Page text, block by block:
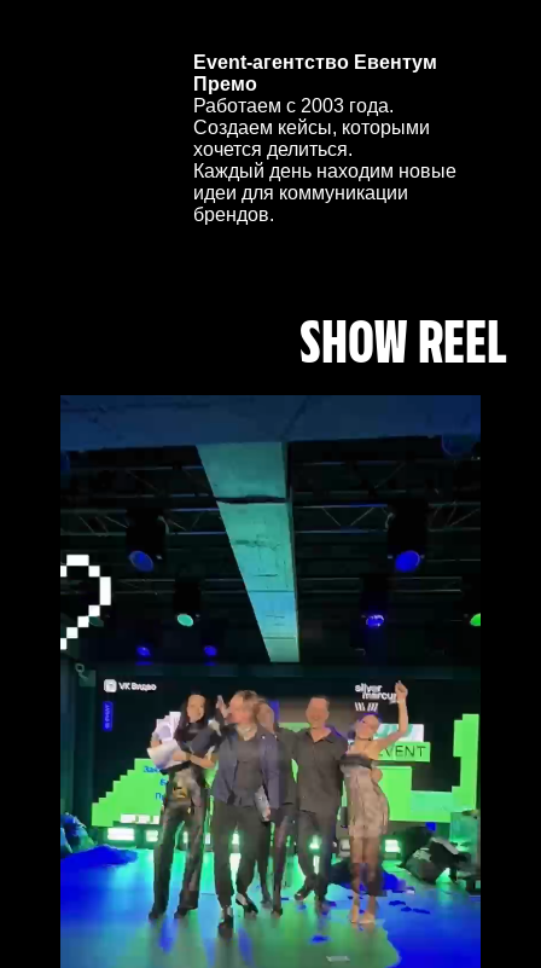
Event-агентство Евентум
Премо
Работаем с 2003 года.
Создаем кейсы, которыми
хочется делиться.
Каждый день находим новые
идеи для коммуникации
брендов.
SHOW REEL